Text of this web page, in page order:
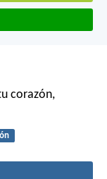
corazón,